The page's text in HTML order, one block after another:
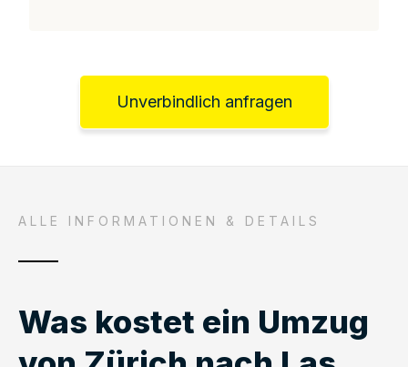
Unverbindlich anfragen
ALLE INFORMATIONEN & DETAILS
Was kostet ein Umzug